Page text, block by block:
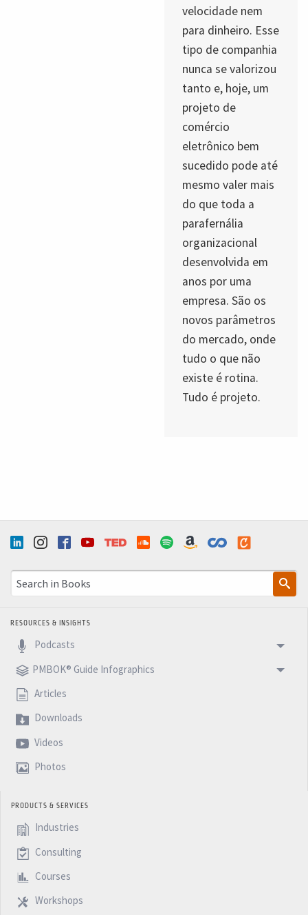
velocidade nem
para dinheiro. Esse
tipo de companhia
nunca se valorizou
tanto e, hoje, um
projeto de
comércio
eletrônico bem
sucedido pode até
mesmo valer mais
do que toda a
parafernália
organizacional
desenvolvida em
anos por uma
empresa. São os
novos parâmetros
do mercado, onde
tudo o que não
existe é rotina.
Tudo é projeto.
RESOURCES & INSIGHTS
Podcasts
PMBOK® Guide Infographics
Articles
Downloads
Videos
Photos
PRODUCTS & SERVICES
Industries
Consulting
Courses
Workshops